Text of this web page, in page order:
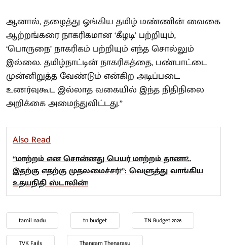
ஆனால், தழைத்து ஓங்கிய தமிழ் மண்ணின் வைகை
ஆற்றங்கரை நாகரிகமான ‘கீழடி’ பற்றியும்,
‘பொருநை’ நாகரிகம் பற்றியும் எந்த சொல்லும்
இல்லை. தமிழ்நாட்டின் நாகரிகத்தை, பண்பாட்டை
முன்னிறுத்த வேண்டும் என்கிற அடிப்படை
உணர்வுகூட இல்லாத வகையில் இந்த நிதிநிலை
அறிக்கை அமைந்துவிட்டது.”
Also Read
“மாற்றம் என சொன்னது பெயர் மாற்றம் தானா?..
இதற்கு எதற்கு முதலமைச்சர்?”: வெளுத்து வாங்கிய
உதயநிதி ஸ்டாலின்!
tamil nadu tn budget TN Budget 2026
TVK Fails Thangam Thenarasu